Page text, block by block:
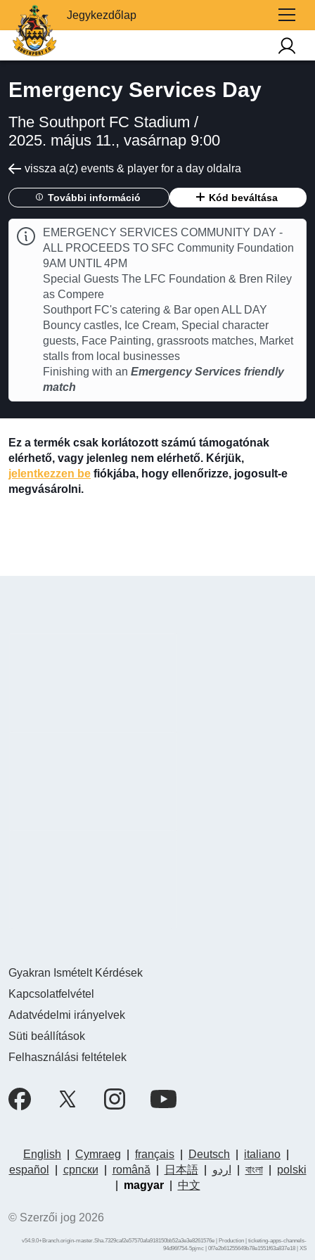
Jegykezdőlap
Emergency Services Day
The Southport FC Stadium /
2025. május 11., vasárnap 9:00
vissza a(z) events & player for a day oldalra
További információ Kód beváltása
EMERGENCY SERVICES COMMUNITY DAY -
ALL PROCEEDS TO SFC Community Foundation
9AM UNTIL 4PM
Special Guests The LFC Foundation & Bren Riley
as Compere
Southport FC's catering & Bar open ALL DAY
Bouncy castles, Ice Cream, Special character
guests, Face Painting, grassroots matches, Market
stalls from local businesses
Finishing with an Emergency Services friendly
match
Ez a termék csak korlátozott számú támogatónak
elérhető, vagy jelenleg nem elérhető. Kérjük,
jelentkezzen be fiókjába, hogy ellenőrizze, jogosult-e
megvásárolni.
Gyakran Ismételt Kérdések
Kapcsolatfelvétel
Adatvédelmi irányelvek
Süti beállítások
Felhasználási feltételek
English Cymraeg français Deutsch italiano
español
српски română 日本語| اردو বাংলা|
polski
magyar| 中文
© Szerzői jog 2026
v54.9.0+Branch.origin-master.Sha.7329caf2e57570afa918150bb52a3e3e8261576e | Production | ticketing-apps-channels-
94d96f754-5pjmc | 0f7e2b61255649b78e1551f63a837e18 | XS